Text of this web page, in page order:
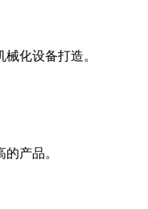
化设备打造。
产品。